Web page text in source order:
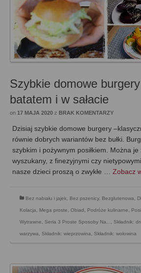
Szybkie domowe
batatem i w sałacie
on 17 MAJA 2020 z BRAK KOMENTARZY
Dzisiaj szybkie domowe burgery
równie dobrych wariantów bez bułki.
szybkim i pożywnym posiłkiem. Można
wyszukany, z finezyjnymi czy
nasze dzieci proszą o zwykłe … Zobacz
Bez nabiału i jajek Bez pszenicy, Bezglutenowa
Kolacja Mega proste Obiad Podróże kulinarne
Wytrawne Seria 3 Proste Sposoby Na... Składnik:
warzywa Składnik: wieprzowina Składnik: wołowina